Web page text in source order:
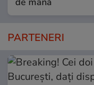
PARTENERI